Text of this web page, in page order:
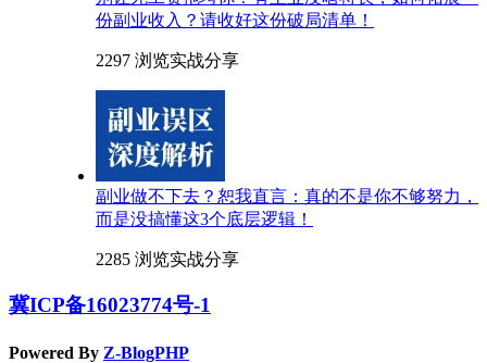
份副业收入？请收好这份破局清单！
2297 浏览实战分享
副业做不下去？恕我直言：真的不是你不够努力，
而是没搞懂这3个底层逻辑！
2285 浏览实战分享
冀ICP备16023774号-1
Powered By Z-BlogPHP